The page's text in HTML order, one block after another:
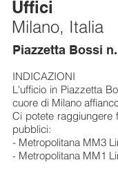
Uffici
Milano, Italia
Piazzetta Bossi
INDICAZIONI
L'ufficio in Piazzetta
cuore di Milano
Ci potete raggiungere
pubblici:
- Metropolitana MM3
- Metropolitana MM1